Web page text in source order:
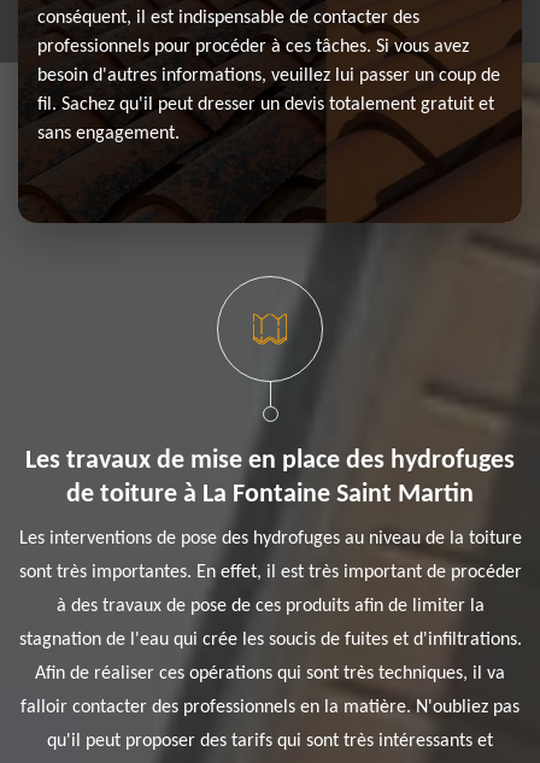
conséquent, il est indispensable de contacter des
professionnels pour procéder à ces tâches. Si vous avez
besoin d'autres informations, veuillez lui passer un coup de
fil. Sachez qu'il peut dresser un devis totalement gratuit et
sans engagement.
Les travaux de mise en place des hydrofuges
de toiture à La Fontaine Saint Martin
Les interventions de pose des hydrofuges au niveau de la toiture
sont très importantes. En effet, il est très important de procéder
à des travaux de pose de ces produits afin de limiter la
stagnation de l'eau qui crée les soucis de fuites et d'infiltrations.
Afin de réaliser ces opérations qui sont très techniques, il va
falloir contacter des professionnels en la matière. N'oubliez pas
qu'il peut proposer des tarifs qui sont très intéressants et